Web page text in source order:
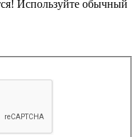
Используйте обычный